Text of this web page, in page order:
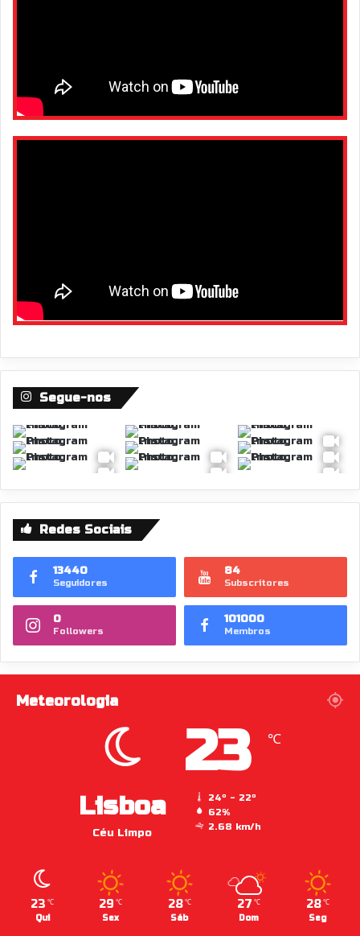
Segue-nos
Redes Sociais
13440
Seguidores
84
Subscritores
0
Followers
101000
Membros
Meteorologia
Lisboa
Céu Limpo
23 ℃
24º - 22º
62%
2.68 km/h
23 ℃
Qui
29 ℃
Sex
28 ℃
Sáb
27 ℃
Dom
28 ℃
Seg